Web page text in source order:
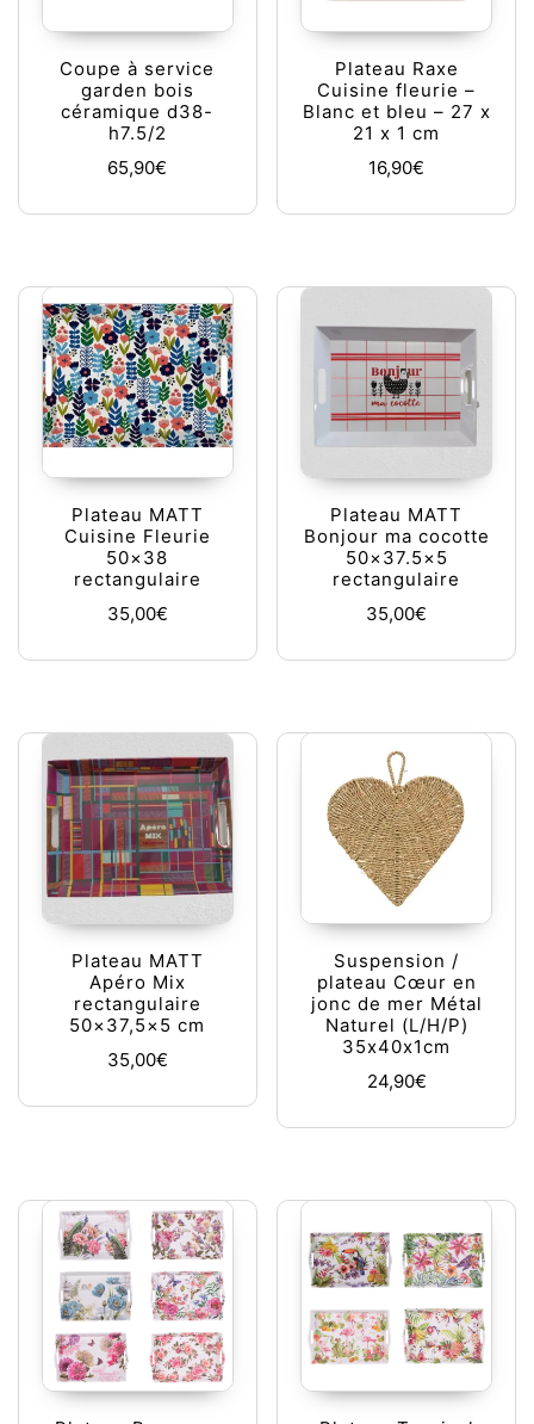
Coupe à service
garden bois
céramique d38-
h7.5/2
65,90€
Plateau Raxe
Cuisine fleurie –
Blanc et bleu – 27 x
21 x 1 cm
16,90€
Plateau MATT
Cuisine Fleurie
50×38
rectangulaire
35,00€
Plateau MATT
Bonjour ma cocotte
50×37.5×5
rectangulaire
35,00€
Plateau MATT
Apéro Mix
rectangulaire
50×37,5×5 cm
35,00€
Suspension /
plateau Cœur en
jonc de mer Métal
Naturel (L/H/P)
35x40x1cm
24,90€